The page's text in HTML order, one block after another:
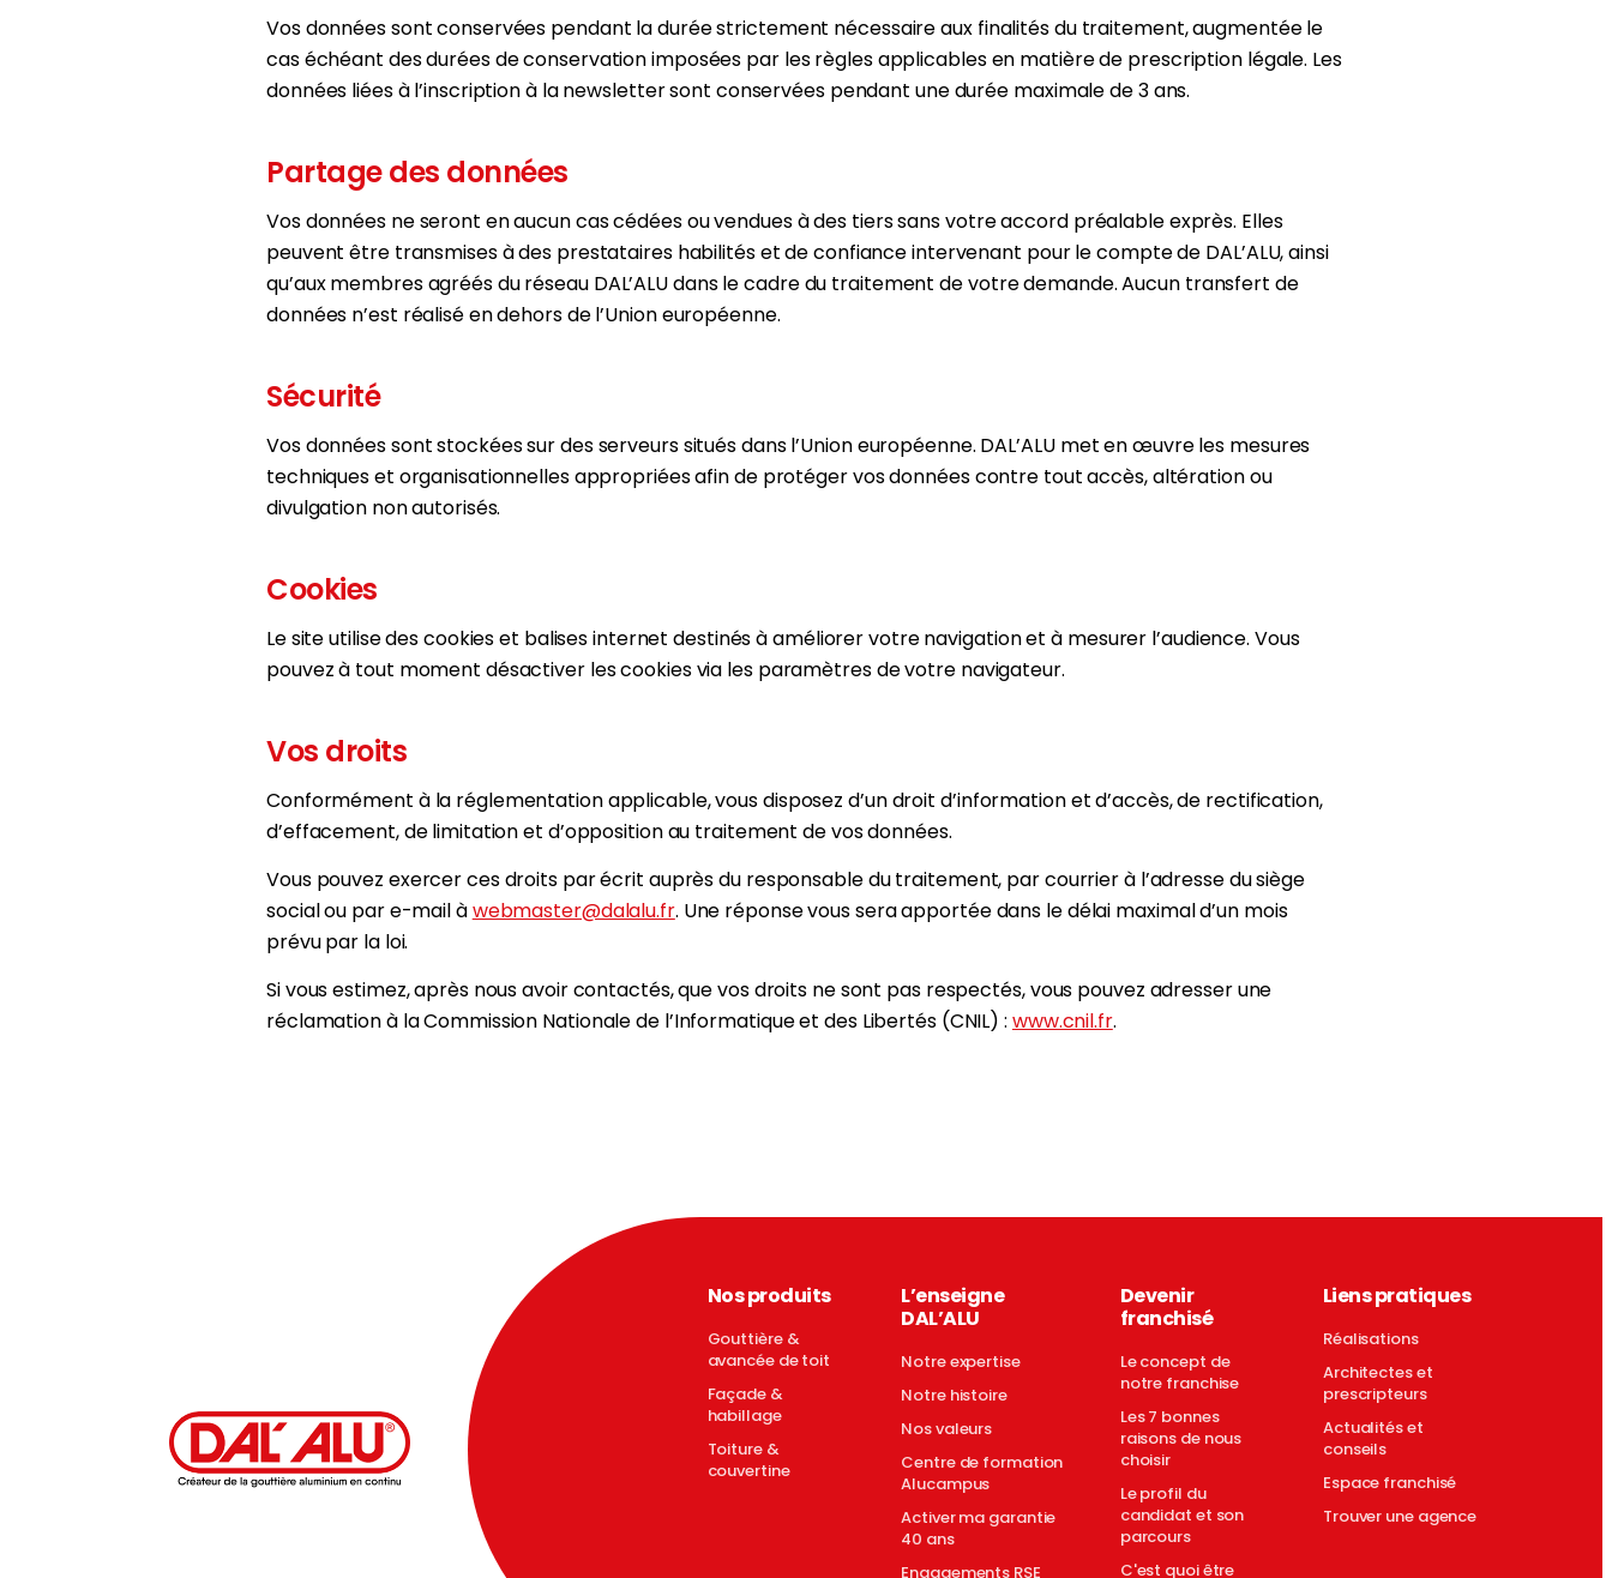
Vos données sont conservées pendant la durée strictement nécessaire aux finalités du traitement, augmentée le
cas échéant des durées de conservation imposées par les règles applicables en matière de prescription légale. Les
données liées à l’inscription à la newsletter sont conservées pendant une durée maximale de 3 ans.
Partage des données
Vos données ne seront en aucun cas cédées ou vendues à des tiers sans votre accord préalable exprès. Elles
peuvent être transmises à des prestataires habilités et de confiance intervenant pour le compte de DAL’ALU, ainsi
qu’aux membres agréés du réseau DAL’ALU dans le cadre du traitement de votre demande. Aucun transfert de
données n’est réalisé en dehors de l’Union européenne.
Sécurité
Vos données sont stockées sur des serveurs situés dans l’Union européenne. DAL’ALU met en œuvre les mesures
techniques et organisationnelles appropriées afin de protéger vos données contre tout accès, altération ou
divulgation non autorisés.
Cookies
Le site utilise des cookies et balises internet destinés à améliorer votre navigation et à mesurer l’audience. Vous
pouvez à tout moment désactiver les cookies via les paramètres de votre navigateur.
Vos droits
Conformément à la réglementation applicable, vous disposez d’un droit d’information et d’accès, de rectification,
d’effacement, de limitation et d’opposition au traitement de vos données.
Vous pouvez exercer ces droits par écrit auprès du responsable du traitement, par courrier à l’adresse du siège
social ou par e-mail àwebmaster@dalalu.fr. Une réponse vous sera apportée dans le délai maximal d’un mois
prévu par la loi.
Si vous estimez, après nous avoir contactés, que vos droits ne sont pas respectés, vous pouvez adresser une
réclamation à la Commission Nationale de l’Informatique et des Libertés (CNIL) : www.cnil.fr.
Nos produits
Gouttière &
avancée de toit
Façade &
habillage
Toiture &
couvertine
L’enseigne
DAL’ALU
Notre expertise
Notre histoire
Nos valeurs
Centre de formation
Alucampus
Activer ma garantie
40 ans
Engagements RSE
Devenir
franchisé
Le concept de
notre franchise
Les 7 bonnes
raisons de nous
choisir
Le profil du
candidat et son
parcours
C'est quoi être
Liens pratiques
Réalisations
Architectes et
prescripteurs
Actualités et
conseils
Espace franchisé
Trouver une agence